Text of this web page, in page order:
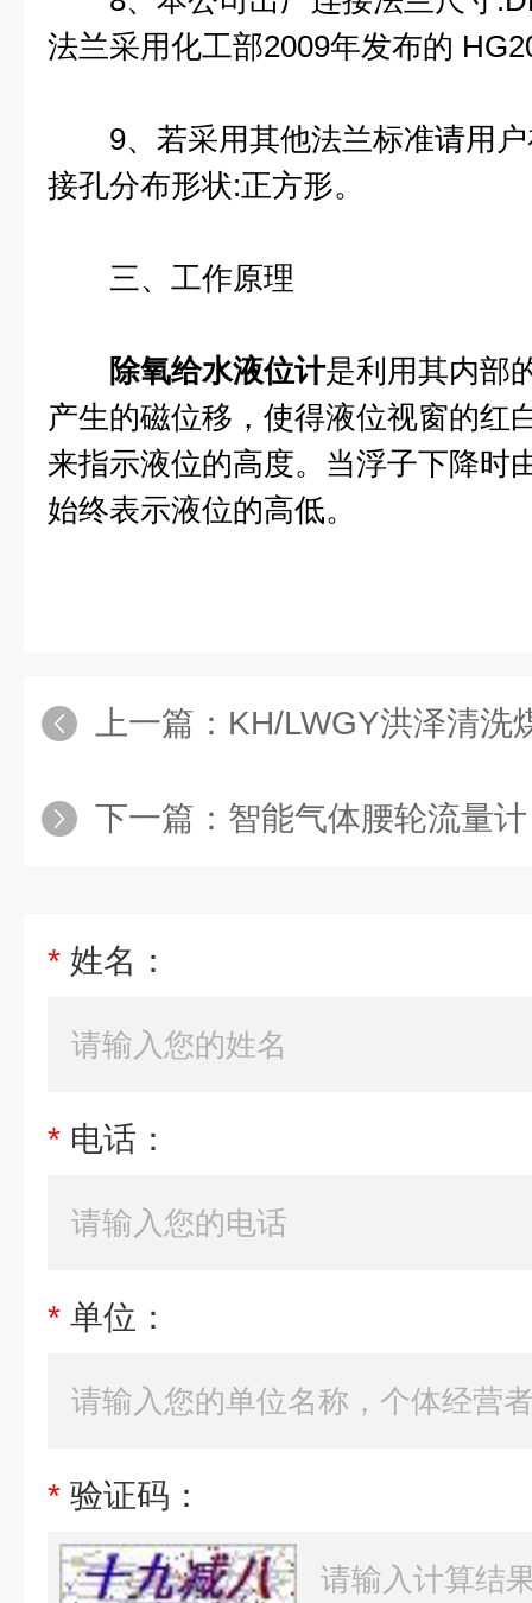
法兰采用化工部2009年发布的
9、若采用其他法兰标准请用户
接孔分布形状:正方形。
三、工作原理
除氧给水液位计是利用其内部
产生的磁位移，使得液位视窗的红
来指示液位的高度。当浮子下降时
始终表示液位的高低。
上一篇： KH/LWGY洪泽清洗煤
下一篇： 智能气体腰轮流量计
* 姓名：
* 电话：
* 单位：
* 验证码：